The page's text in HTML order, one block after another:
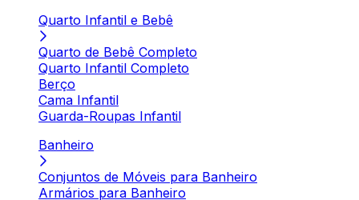
Quarto Infantil e Bebê
Quarto de Bebê Completo
Quarto Infantil Completo
Berço
Cama Infantil
Guarda-Roupas Infantil
Banheiro
Conjuntos de Móveis para Banheiro
Armários para Banheiro